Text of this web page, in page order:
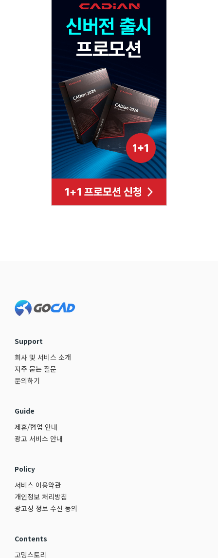
Support
회사 및 서비스 소개
자주 묻는 질문
문의하기
Guide
제휴/협업 안내
광고 서비스 안내
Policy
서비스 이용약관
개인정보 처리방침
광고성 정보 수신 동의
Contents
고밍스토리